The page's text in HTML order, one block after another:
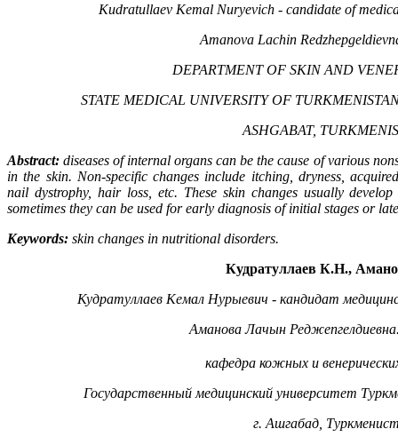
Kudratullaev Kemal Nuryevich - candidate of
Amanova Lachin
DEPARTMENT OF SKIN AND
STATE MEDICAL UNIVERSITY OF
ASHGABAT,
Abstract: diseases of internal organs can be the cause of various
in the skin. Non-specific changes include itching, dryness,
nail dystrophy, hair loss, etc. These skin changes usually
sometimes they can be used for early diagnosis of initial stages or
Keywords: skin changes in nutritional disorders.
Кудратуллаев К.Н.,
Кудратуллаев КемалНурыевич - кандидат
Аманова Лачын
кафедра кожных и
Государственный медицинский университет
г. Ашгабад,